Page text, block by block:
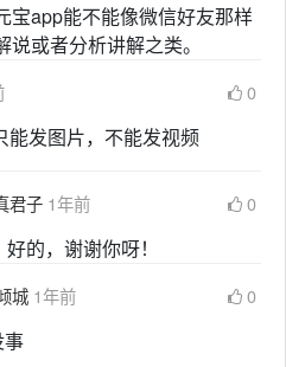
宝app能不能像微信好友那样
或者分析讲解之类。
0
能发图片，不能发视频
君子 1年前 0
的，谢谢你呀！
城 1年前 0
事